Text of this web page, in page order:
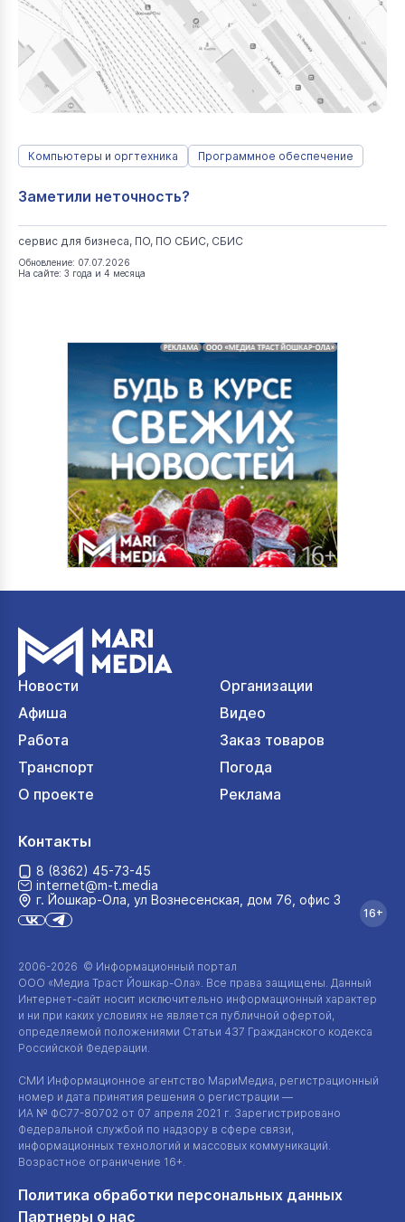
Компьютеры и оргтехника Программное обеспечение
Заметили неточность?
сервис для бизнеса, ПО, ПО СБИС, СБИС
Обновление: 07.07.2026
На сайте: 3 года и 4 месяца
Новости
Организации
Афиша
Видео
Работа
Заказ товаров
Транспорт
Погода
О проекте
Реклама
2006-2026 © Информационный портал
ООО «Медиа Траст Йошкар-Ола». Все права защищены. Данный
Интернет-сайт носит исключительно информационный характер
и ни при каких условиях не является публичной офертой,
определяемой положениями Статьи 437 Гражданского кодекса
Российской Федерации.
СМИ Информационное агентство МариМедиа, регистрационный
номер и дата принятия решения о регистрации —
ИА № ФС77-80702 от 07 апреля 2021 г. Зарегистрировано
Федеральной службой по надзору в сфере связи,
информационных технологий и массовых коммуникаций.
Возрастное ограничение 16+.
Политика обработки персональных данных
Партнеры о нас
Контакты
8 (8362) 45-73-45
internet@m-t.media
г. Йошкар‑Ола, ул Вознесенская, дом 76, офис 3
16+